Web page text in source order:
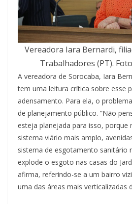
Vereadora Iara Bernardi,
Trabalhadores (PT).
A vereadora de Sorocaba, Iara
tem uma leitura crítica sobre esse
adensamento. Para ela, o
de planejamento público. “Não
esteja planejada para isso, porque
sistema viário mais amplo,
sistema de esgotamento sanitário
explode o esgoto nas casas do
afirma, referindo-se a um bairro
uma das áreas mais verticalizadas